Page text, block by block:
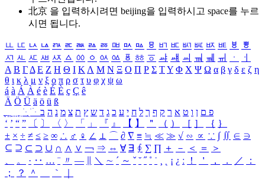
北京 을 입력하시려면 beijing을 입력하시고 space를 누르
시면 됩니다.
ㅥ ㅦ ㅧ ㅨ ㅩ ㅪ ㅫ ㅬ ㅭ ㅮ ㅯ ㅰ ㅱ ㅲ ㅳ ㅴ ㅵ ㅶ ㅷ ㅸ
ㅹ
ㅺ ㅻ ㅼ ㅽ ㅾ ㅿ ㆀ ㆁ ㆂ ㆃ ㆄ ㆅ ㆆ ㆇ ㆈ ㆉ ㆊ ㆋ ㆌ ㆍ
ㆎ
Α Β ΓΔ Ε Ζ Η Θ Ι ΚΛ Μ Ν Ξ Ο Π Ρ Σ ΤΥ Φ Χ Ψ Ω α β γ δ ε ζ η
θ ι κ λ μ ν ξ ο π ρ σ τ υ φ χ ψ ω
á à Á À é è É È ç Ç ê
Ä Ö Ü ä ö ü ß
ִֶֹ ֻּ ׁׂ פ ם ן ו ט א ר ק ף ך ל ח י ע כ ג ד ש ץ ת צ מ נ ה ב
‘ ’ “ ” 〔 〕 〈 〉 「 」 『 』 【 】 ＂ （ ） ［ ］ ｛ ｝
± × ÷ ≠ ≤ ≥ ∞ ∴ ♂ ♀ ∠ ⊥ ⌒ ∂ ∇ ≡ ≒ ≪ ≫ √ ∽ ∝ ∵ ∫ ∬ ∈ ∋
⊆ ⊇ ⊂ ⊃ ∪ ∩ ∧ ∨ ￢ ⇒ ⇔ ∀ ∃ ∮ ∑ ∏ ＋ － ＜ ＝
＞
、
。 · ‥ … ¨ 〃 ― ＼ ∼ ´ ～ ˇ ˘ ˝ ˚ ˙ ¸ ¡ ¿ ː ！ ＇ ， ． ／
：
；
？ ＾ ｀